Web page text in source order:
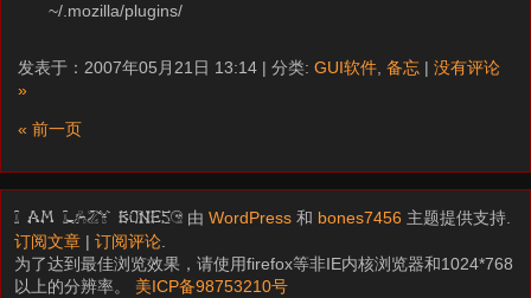
~/.mozilla/plugins/
发表于：2007年05月21日 13:14 | 分类: GUI软件, 备忘 | 没有评论
»
« 前一页
I am LAZY bones? 由WordPress 和 bones7456 主题提供支持.
订阅文章 |订阅评论.
为了达到最佳浏览效果，请使用firefox等非IE内核浏览器和1024*768
以上的分辨率。 美ICP备98753210号